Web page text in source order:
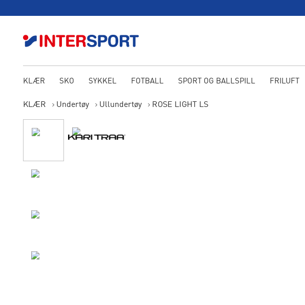
KLÆR SKO SYKKEL FOTBALL SPORT OG BALLSPILL FRILUFT
KLÆR Undertøy Ullundertøy ROSE LIGHT LS